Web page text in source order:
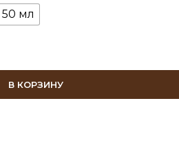
50 мл
В КОРЗИНУ